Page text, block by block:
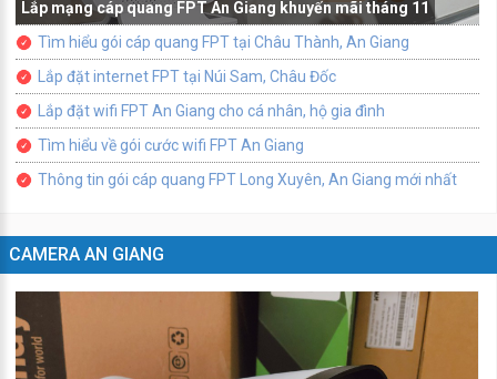
Lắp mạng cáp quang FPT An Giang khuyến mãi tháng 11
Tìm hiểu gói cáp quang FPT tại Châu Thành, An Giang
Lắp đặt internet FPT tại Núi Sam, Châu Đốc
Lắp đặt wifi FPT An Giang cho cá nhân, hộ gia đình
Tìm hiểu về gói cước wifi FPT An Giang
Thông tin gói cáp quang FPT Long Xuyên, An Giang mới nhất
CAMERA AN GIANG